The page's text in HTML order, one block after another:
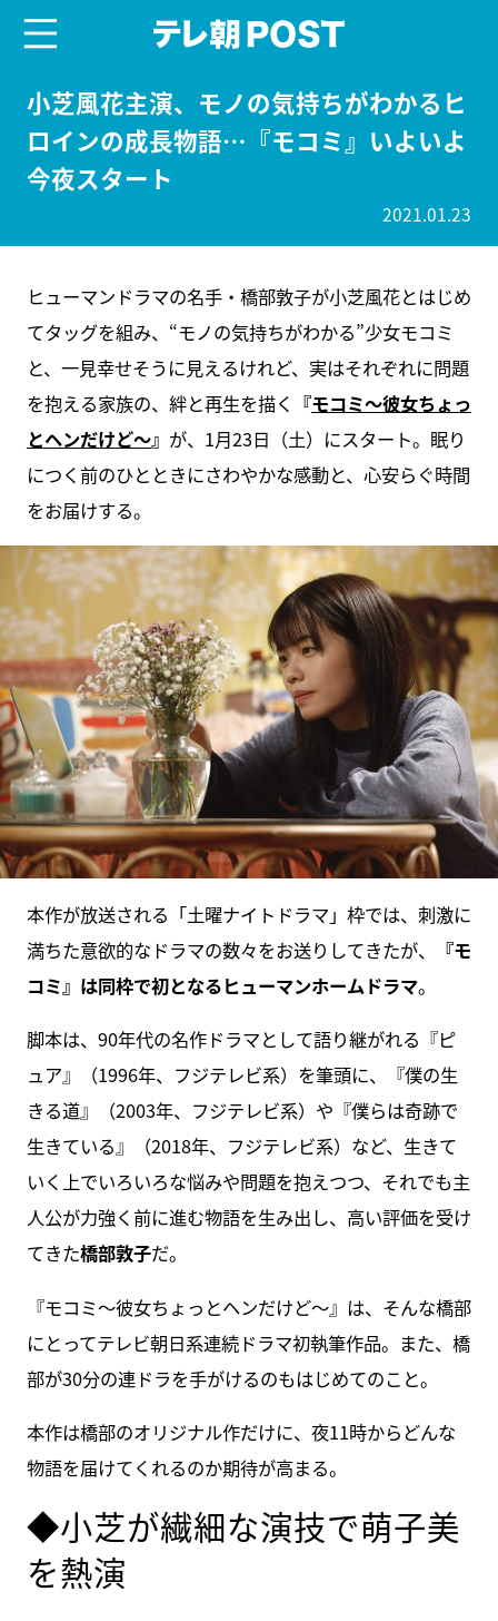
小芝風花主演、モノの気持ちがわかるヒ
ロインの成長物語…『モコミ』いよいよ
今夜スタート
2021.01.23
ヒューマンドラマの名手・橋部敦子が小芝風花とはじめ
てタッグを組み、“モノの気持ちがわかる”少女モコミ
と、一見幸せそうに見えるけれど、実はそれぞれに問題
を抱える家族の、絆と再生を描く 『モコミ～彼女ちょっ
とヘンだけど～』 が、1月23日（土）にスタート。眠り
につく前のひとときにさわやかな感動と、心安らぐ時間
をお届けする。
本作が放送される「土曜ナイトドラマ」枠では、刺激に
満ちた意欲的なドラマの数々をお送りしてきたが、
『モ
コミ』は同枠で初となるヒューマンホームドラマ。
脚本は、90年代の名作ドラマとして語り継がれる『ピ
ュア』（1996年、フジテレビ系）を筆頭に、『僕の生
きる道』（2003年、フジテレビ系）や『僕らは奇跡で
生きている』（2018年、フジテレビ系）など、生きて
いく上でいろいろな悩みや問題を抱えつつ、それでも主
人公が力強く前に進む物語を生み出し、高い評価を受け
てきた橋部敦子だ。
『モコミ～彼女ちょっとヘンだけど～』は、そんな橋部
にとってテレビ朝日系連続ドラマ初執筆作品。また、橋
部が30分の連ドラを手がけるのもはじめてのこと。
本作は橋部のオリジナル作だけに、夜11時からどんな
物語を届けてくれるのか期待が高まる。
◆小芝が繊細な演技で萌子美
を熱演